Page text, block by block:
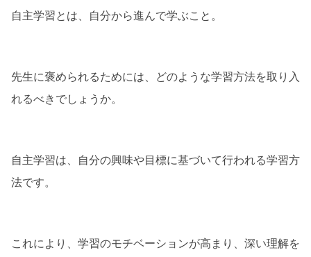
自主学習とは、自分から進んで学ぶこと。
先生に褒められるためには、どのような学習方法を取り入
れるべきでしょうか。
自主学習は、自分の興味や目標に基づいて行われる学習方
法です。
これにより、学習のモチベーションが高まり、深い理解を